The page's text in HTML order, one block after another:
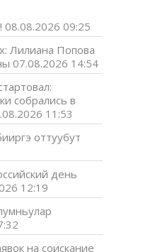
08.08.2026 09:25
Лилиана Попова
07.08.2026 14:54
собрались в
11:53
оттуубут
день
12:19
на соискание